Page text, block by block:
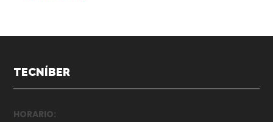
TECNÍBER
HORARIO: